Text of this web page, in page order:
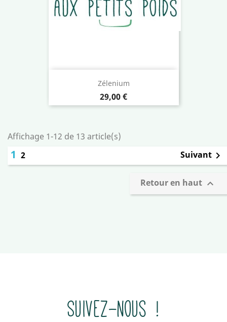
Zélenium
Prix
29,00 €
Affichage 1-12 de 13 article(s)
1 2 Suivant 
Retour en haut 
Suivez-nous !